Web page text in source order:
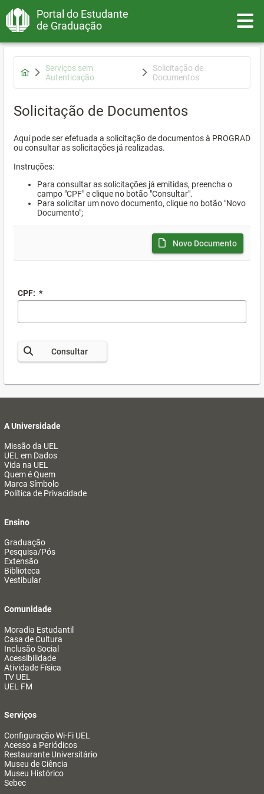
Portal do Estudante
de Graduação
Serviços sem
Autenticação
Solicitação de
Documentos
Solicitação de Documentos
Aqui pode ser efetuada a solicitação de documentos à PROGRAD
ou consultar as solicitações já realizadas.
Instruções:
Para consultar as solicitações já emitidas, preencha o
campo "CPF" e clique no botão "Consultar".
Para solicitar um novo documento, clique no botão "Novo
Documento";
Novo Documento
CPF: *
Consultar
A Universidade
Missão da UEL
UEL em Dados
Vida na UEL
Quem é Quem
Marca Símbolo
Política de Privacidade
Ensino
Graduação
Pesquisa/Pós
Extensão
Biblioteca
Vestibular
Comunidade
Moradia Estudantil
Casa de Cultura
Inclusão Social
Acessibilidade
Atividade Física
TV UEL
UEL FM
Serviços
Configuração Wi-Fi UEL
Acesso a Periódicos
Restaurante Universitário
Museu de Ciência
Museu Histórico
Sebec